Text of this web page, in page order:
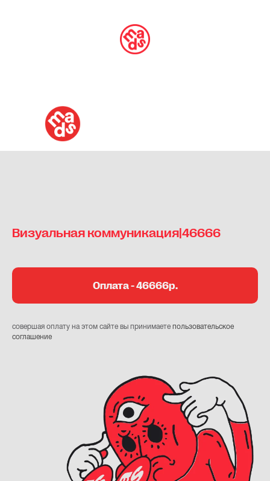
Визуальная коммуникация|46666
Оплата - 46666р.
совершая оплату на этом сайте вы принимаете пользовательское
соглашение